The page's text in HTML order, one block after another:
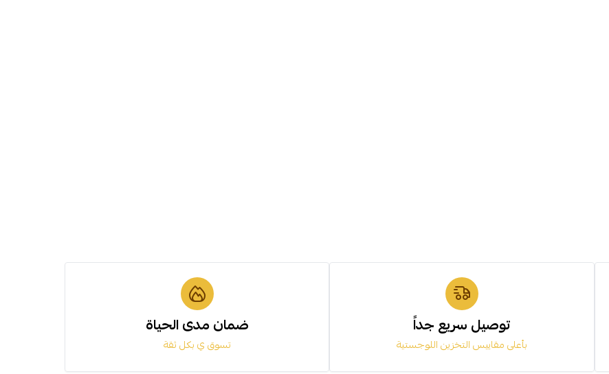
توصيل سريع جداً
بأعلى مقاييس التخزين اللوجستية
ضمان مدى الحياة
تسوق ي بكل ثقة